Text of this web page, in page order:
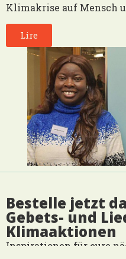
Klimakrise auf Mensch
Lire
Bestelle jetzt
Gebets- und
Klimaaktionen
Inspirationen für eure